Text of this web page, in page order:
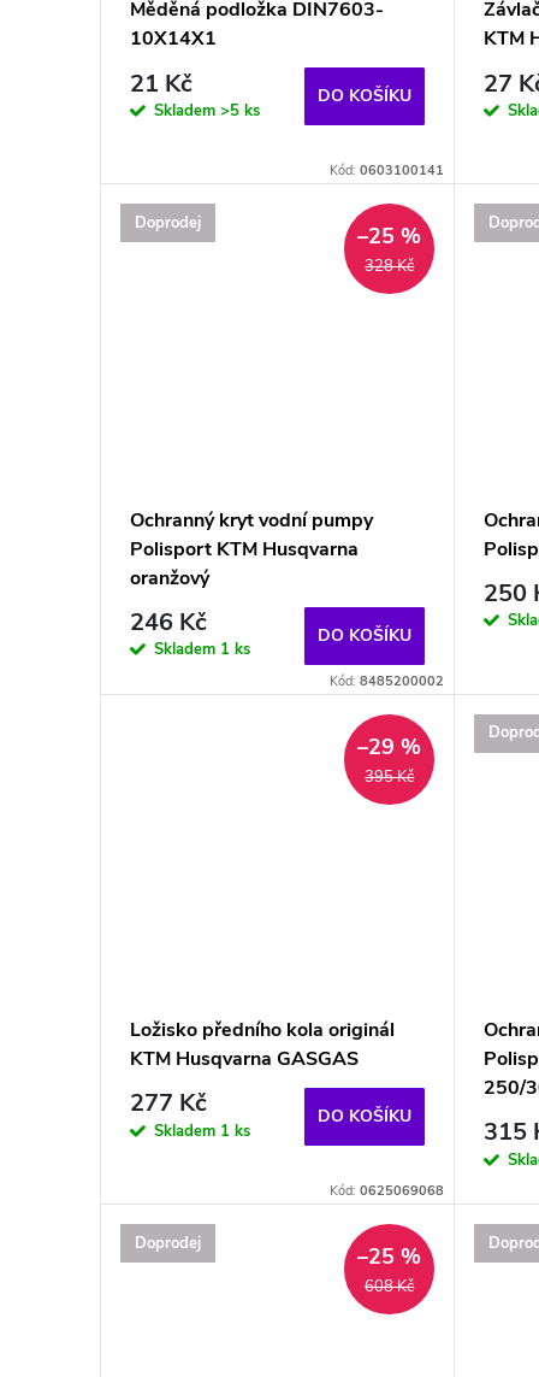
t
ů
d
u
Měděná podložka DIN7603-
10X14X1
21 Kč
Skladem >5 ks
DO KOŠÍKU
Kód:0603100141
KTM
27
Doprodej
328 Kč
–25 %
Ochranný kryt vodní pumpy
Polisport KTM Husqvarna
oranžový
246 Kč
Skladem 1 ks
DO KOŠÍKU
Kód:8485200002
250
395 Kč
–29 %
Ložisko předního kola originál
KTM Husqvarna GASGAS
277 Kč
Skladem 1 ks
DO KOŠÍKU
Kód:0625069068
250/
315
Doprodej
608 Kč
–25 %